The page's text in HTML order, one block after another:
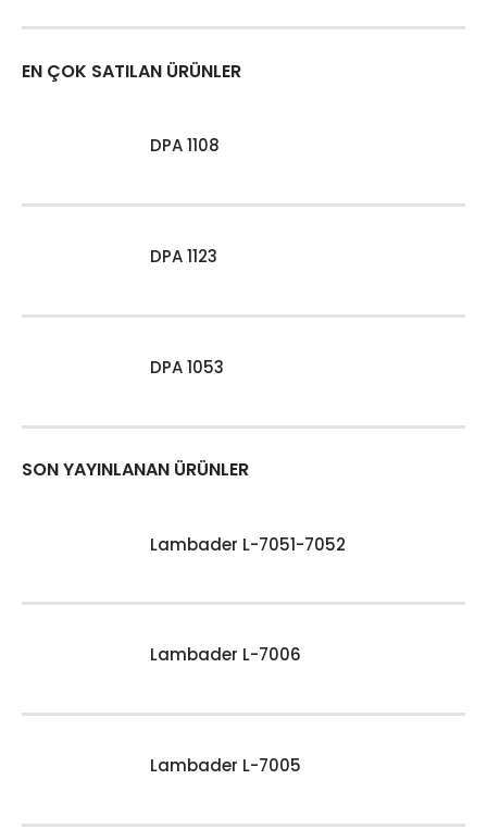
EN ÇOK SATILAN ÜRÜNLER
DPA 1108
DPA 1123
DPA 1053
SON YAYINLANAN ÜRÜNLER
Lambader L-7051-7052
Lambader L-7006
Lambader L-7005